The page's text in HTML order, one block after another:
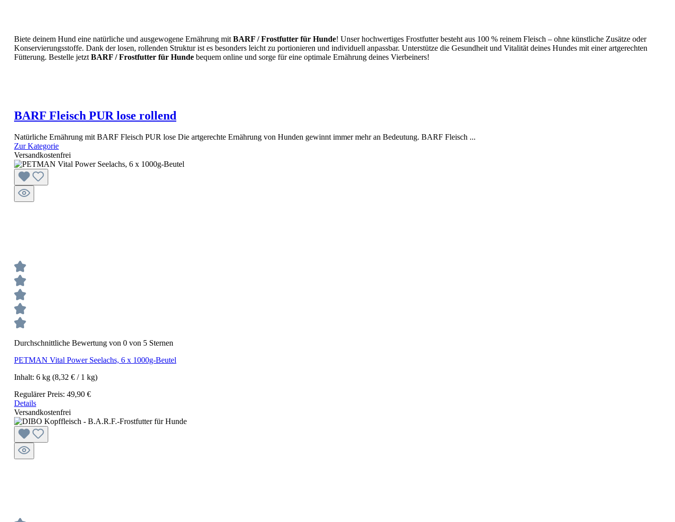
Biete deinem Hund eine natürliche und ausgewogene Ernährung mit BARF / Frostfutter für Hunde! Unser hochwertiges Frostfutter besteht aus 100 % reinem Fleisch – ohne künstliche Zusätze oder
Konservierungsstoffe. Dank der losen, rollenden Struktur ist es besonders leicht zu portionieren und individuell anpassbar. Unterstütze die Gesundheit und Vitalität deines Hundes mit einer artgerechten
Fütterung. Bestelle jetzt BARF / Frostfutter für Hunde bequem online und sorge für eine optimale Ernährung deines Vierbeiners!
BARF Fleisch PUR lose rollend
Natürliche Ernährung mit BARF Fleisch PUR lose Die artgerechte Ernährung von Hunden gewinnt immer mehr an Bedeutung. BARF Fleisch ...
Zur Kategorie
Versandkostenfrei
Durchschnittliche Bewertung von 0 von 5 Sternen
PETMAN Vital Power Seelachs, 6 x 1000g-Beutel
Inhalt: 6 kg (8,32 € / 1 kg)
Regulärer Preis: 49,90 €
Details
Versandkostenfrei